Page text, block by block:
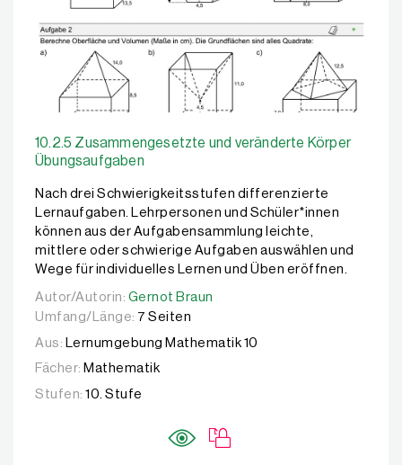
10.2.5 Zusammengesetzte und veränderte Körper
Übungsaufgaben
Nach drei Schwierigkeitsstufen differenzierte
Lernaufgaben. Lehrpersonen und Schüler*innen
können aus der Aufgabensammlung leichte,
mittlere oder schwierige Aufgaben auswählen und
Wege für individuelles Lernen und Üben eröffnen.
Autor/Autorin: Gernot Braun
Autor/Autorin: Gernot Braun
Umfang/Länge: 7 Seiten
Aus:
Lernumgebung Mathematik 10
Fächer: Mathematik
Stufen: 10. Stufe